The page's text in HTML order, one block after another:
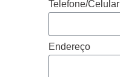
Telefone/Celular
Endereço